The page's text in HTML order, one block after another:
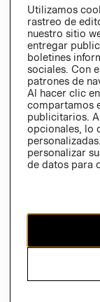
Chile ($)
El contenido de
propiedad de H&M
Utilizamos
rastreo de
nuestro sitio
entregar
boletines
sociales. Con
patrones de
Al hacer clic
compartamos
publicitarios.
opcionales, lo
personalizar
de datos para